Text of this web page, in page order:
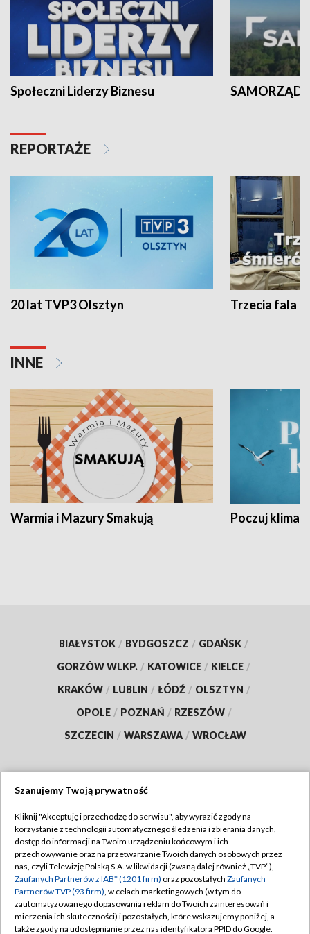
Społeczni Liderzy Biznesu SAMORZĄD
REPORTAŻE
20 lat TVP3 Olsztyn Trzecia fala -
INNE
Warmia i Mazury Smakują Poczuj klimat
BIAŁYSTOK / BYDGOSZCZ / GDAŃSK /
GORZÓW WLKP. / KATOWICE / KIELCE /
KRAKÓW / LUBLIN / ŁÓDŹ / OLSZTYN /
OPOLE / POZNAŃ / RZESZÓW /
SZCZECIN / WARSZAWA / WROCŁAW
TVP
Abonament TVP
Emisja w TVP
Centrum informacji TVP
Naziemna Telewizja Cyfrowa
Regulamin TVP
Polityka prywatności
Moje zgody
Pomoc
Szanujemy Twoją prywatność
Kliknij "Akceptuję i przechodzę do serwisu", aby wyrazić zgody na
korzystanie z technologii automatycznego śledzenia i zbierania danych,
dostęp do informacji na Twoim urządzeniu końcowym i ich
przechowywanie oraz na przetwarzanie Twoich danych osobowych przez
nas, czyli Telewizję Polską S.A. w likwidacji (zwaną dalej również „TVP”),
Zaufanych Partnerów z IAB* (1201 firm) oraz pozostałych Zaufanych
Partnerów TVP (93 firm), w celach marketingowych (w tym do
zautomatyzowanego dopasowania reklam do Twoich zainteresowań i
mierzenia ich skuteczności) i pozostałych, które wskazujemy poniżej, a
także zgody na udostępnianie przez nas identyfikatora PPID do Google.